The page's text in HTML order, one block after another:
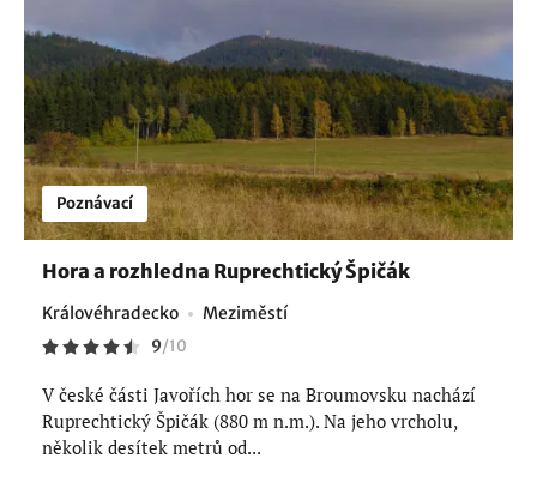
Poznávací
Hora a rozhledna Ruprechtický Špičák
Královéhradecko Meziměstí
9/10
V české části Javořích hor se na Broumovsku nachází
Ruprechtický Špičák (880 m n.m.). Na jeho vrcholu,
několik desítek metrů od...